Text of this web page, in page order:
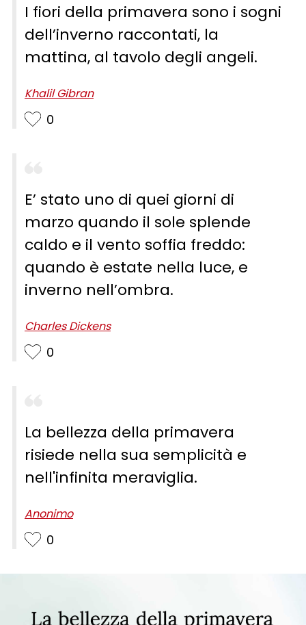
I fiori della primavera sono i sogni
dell’inverno raccontati, la
mattina, al tavolo degli angeli.
Khalil Gibran
0
E’ stato uno di quei giorni di
marzo quando il sole splende
caldo e il vento soffia freddo:
quando è estate nella luce, e
inverno nell’ombra.
Charles Dickens
0
La bellezza della primavera
risiede nella sua semplicità e
nell'infinita meraviglia.
Anonimo
0